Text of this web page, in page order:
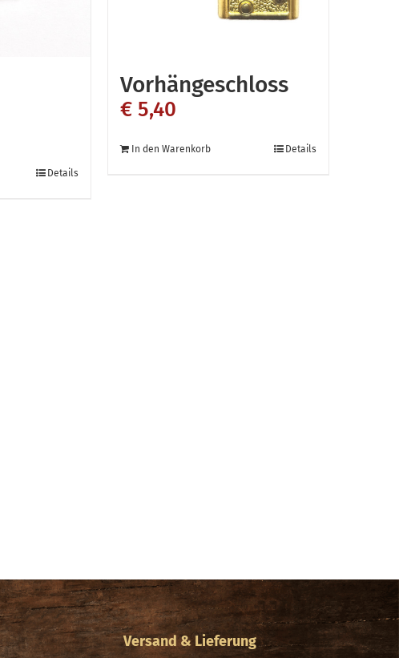
Details
Vorhängeschloss
€5,40
In den Warenkorb Details
Versand & Lieferung